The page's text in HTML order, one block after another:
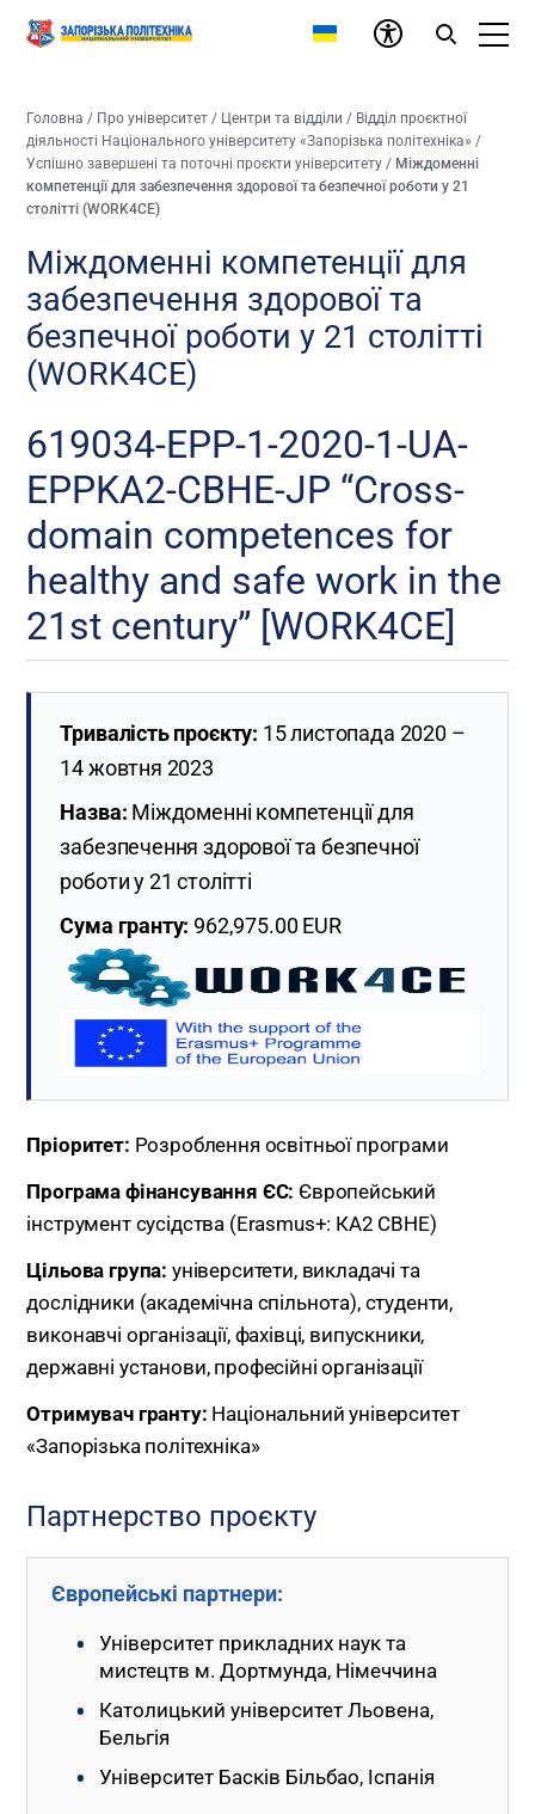
Головна / Про університет / Центри та відділи / Відділ проєктної
діяльності Національного університету «Запорізька політехніка» /
Успішно завершені та поточні проєкти університету / Міждоменні
компетенції для забезпечення здорової та безпечної роботи у 21
столітті (WORK4CE)
Міждоменні компетенції для
забезпечення здорової та
безпечної роботи у 21 столітті
(WORK4CE)
619034-EPP-1-2020-1-UA-
EPPKA2-CBHE-JP “Cross-
domain competences for
healthy and safe work in the
21st century” [WORK4CE]
Тривалість проєкту: 15 листопада 2020 –
14 жовтня 2023
Назва: Міждоменні компетенції для
забезпечення здорової та безпечної
роботи у 21 столітті
Сума гранту: 962,975.00 EUR
Пріоритет: Розроблення освітньої програми
Програма фінансування ЄС: Європейський
інструмент сусідства (Erasmus+: КА2 CBHE)
Цільова група: університети, викладачі та
дослідники (академічна спільнота), студенти,
виконавчі організації, фахівці, випускники,
державні установи, професійні організації
Отримувач гранту: Національний університет
«Запорізька політехніка»
Партнерство проєкту
Європейські партнери:
Університет прикладних наук та
мистецтв м. Дортмунда, Німеччина
Католицький університет Льовена,
Бельгія
Університет Басків Більбао, Іспанія